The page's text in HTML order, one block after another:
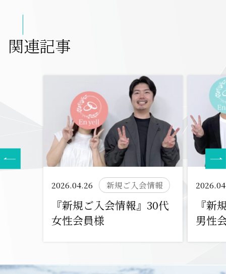
関連記事
2026.04.26 新規ご入会情報
『新規ご入会情報』30代
女性会員様
『新
男性